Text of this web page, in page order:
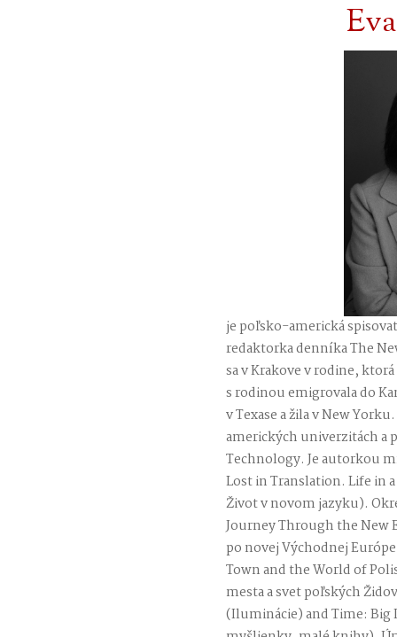
je poľsko-americká
redaktorka denníka The
sa v Krakove v rodine,
s rodinou emigrovala do
v Texase a žila v New
amerických univerzitách a
Technology. Je autorkou
Lost in Translation. Life in
Život v novom jazyku).
Journey Through the New
po novej Východnej
Town and the World of
mesta a svet poľských
(Iluminácie) and Time: Big